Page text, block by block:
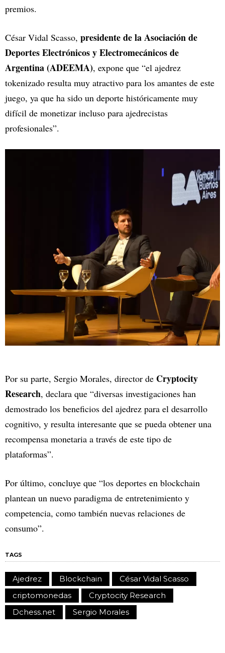
premios.
César Vidal Scasso, presidente de la Asociación de
Deportes Electrónicos y Electromecánicos de
Argentina (ADEEMA), expone que “el ajedrez
tokenizado resulta muy atractivo para los amantes de este
juego, ya que ha sido un deporte históricamente muy
difícil de monetizar incluso para ajedrecistas
profesionales”.
Por su parte, Sergio Morales, director de Cryptocity
Research, declara que “diversas investigaciones han
demostrado los beneficios del ajedrez para el desarrollo
cognitivo, y resulta interesante que se pueda obtener una
recompensa monetaria a través de este tipo de
plataformas”.
Por último, concluye que “los deportes en blockchain
plantean un nuevo paradigma de entretenimiento y
competencia, como también nuevas relaciones de
consumo”.
TAGS
Ajedrez Blockchain
César Vidal Scasso
criptomonedas
Cryptocity Research
Dchess.net
Sergio Morales